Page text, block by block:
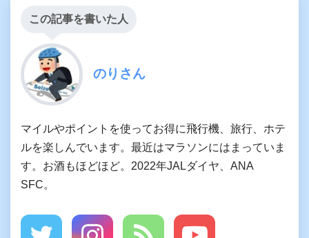
この記事を書いた人
のりさん
マイルやポイントを使ってお得に飛行機、旅行、ホテ
ルを楽しんでいます。最近はマラソンにはまっていま
す。お酒もほどほど。2022年JALダイヤ、ANA
SFC。